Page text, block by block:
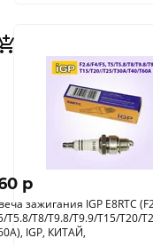
p
зажигания IGP E8RTC
T5.8/T8/T9.8/T9.9/T15/T20/
Т60A), IGP, КИТАЙ,